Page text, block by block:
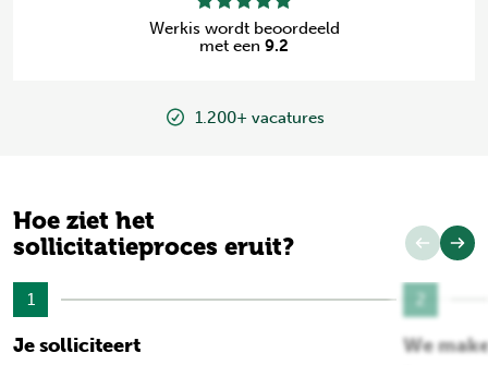
Werkis wordt beoordeeld
met een 9.2
1.200+ vacatures
Hoe ziet het
sollicitatieproces eruit?
1
Je solliciteert We